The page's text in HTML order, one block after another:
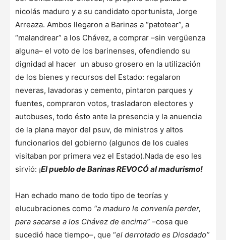
nicolás maduro y a su candidato oportunista, Jorge
Arreaza. Ambos llegaron a Barinas a “patotear”, a
“malandrear” a los Chávez, a comprar –sin vergüenza
alguna– el voto de los barinenses, ofendiendo su
dignidad al hacer un abuso grosero en la utilización
de los bienes y recursos del Estado: regalaron
neveras, lavadoras y cemento, pintaron parques y
fuentes, compraron votos, trasladaron electores y
autobuses, todo ésto ante la presencia y la anuencia
de la plana mayor del psuv, de ministros y altos
funcionarios del gobierno (algunos de los cuales
visitaban por primera vez el Estado).Nada de eso les
sirvió: ¡El pueblo de Barinas REVOCÓ al madurismo!
Han echado mano de todo tipo de teorías y
elucubraciones como “a maduro le convenía perder,
para sacarse a los Chávez de encima” –cosa que
sucedió hace tiempo–, que “el derrotado es Diosdado”